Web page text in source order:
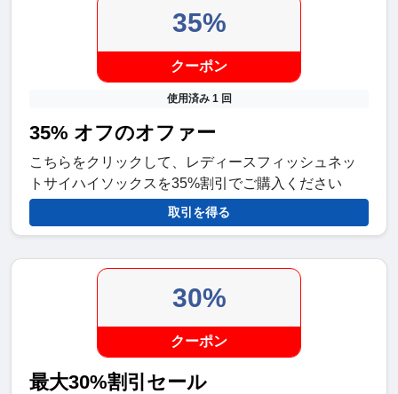
35%
クーポン
使用済み 1 回
35% オフのオファー
こちらをクリックして、レディースフィッシュネッ
トサイハイソックスを35%割引でご購入ください
取引を得る
30%
クーポン
最大30%割引セール